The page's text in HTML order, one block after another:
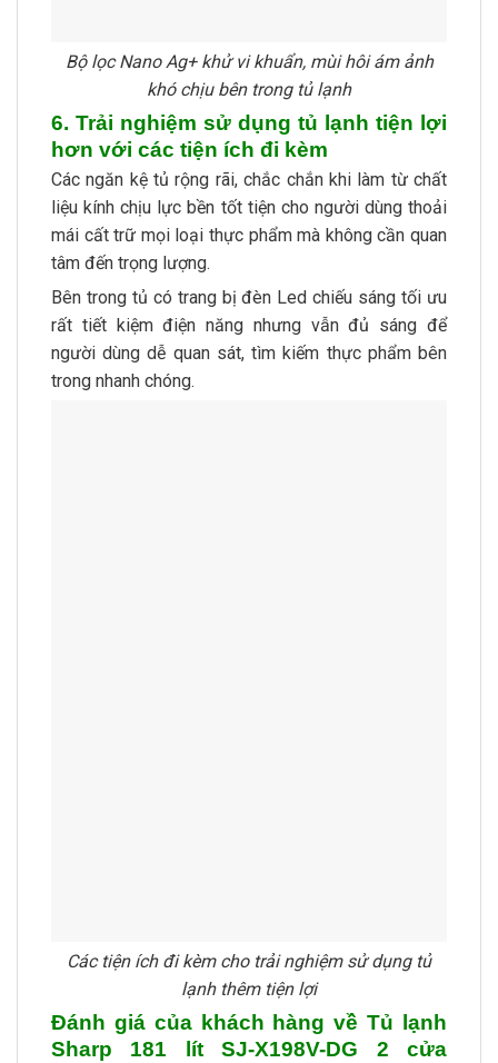
Bộ lọc Nano Ag+ khử vi khuẩn, mùi hôi ám ảnh
khó chịu bên trong tủ lạnh
6. Trải nghiệm sử dụng tủ lạnh tiện lợi
hơn với các tiện ích đi kèm
Các ngăn kệ tủ rộng rãi, chắc chắn khi làm từ chất
liệu kính chịu lực bền tốt tiện cho người dùng thoải
mái cất trữ mọi loại thực phẩm mà không cần quan
tâm đến trọng lượng.
Bên trong tủ có trang bị đèn Led chiếu sáng tối ưu
rất tiết kiệm điện năng nhưng vẫn đủ sáng để
người dùng dễ quan sát, tìm kiếm thực phẩm bên
trong nhanh chóng.
Các tiện ích đi kèm cho trải nghiệm sử dụng tủ
lạnh thêm tiện lợi
Đánh giá của khách hàng về Tủ lạnh
Sharp 181 lít SJ-X198V-DG 2 cửa